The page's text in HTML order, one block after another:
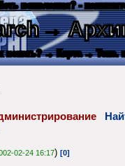
пожелания? -
→
искать? → Карта → Текс.
02-24 16:17) [0]